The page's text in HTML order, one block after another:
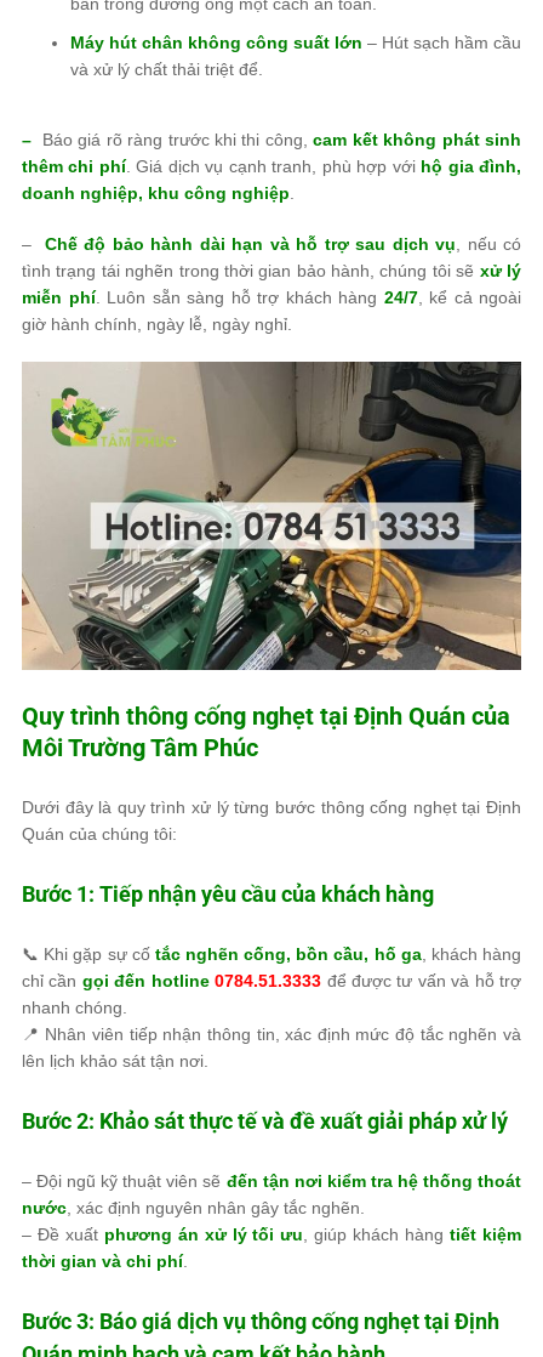
Máy hút chân không công suất lớn – Hút sạch hầm cầu
và xử lý chất thải triệt để.
– Báo giá rõ ràng trước khi thi công,cam kết không phát sinh
thêm chi phí. Giá dịch vụ cạnh tranh, phù hợp với hộ gia đình,
doanh nghiệp, khu công nghiệp
– Chế độ bảo hành dài hạn và hỗ trợ sau dịch vụ , nếu có
tình trạng tái nghẽn trong thời gian bảo hành, chúng tôi sẽ xử lý
miễn phí. Luôn sẵn sàng hỗ trợ khách hàng 24/7, kể cả ngoài
giờ hành chính, ngày lễ, ngày nghỉ.
Quy trình thông cống nghẹt tại Định Quán của
Môi Trường Tâm Phúc
Dưới đây là quy trình xử lý từng bước thông cống nghẹt tại Định
Quán của chúng tôi:
Bước 1: Tiếp nhận yêu cầu của khách hàng
📞 Khi gặp sự cố tắc nghẽn cống, bồn cầu, hố ga, khách hàng
chỉ cần gọi đến hotline0784.51.3333 để được tư vấn và hỗ trợ
nhanh chóng.
📍 Nhân viên tiếp nhận thông tin, xác định mức độ tắc nghẽn và
lên lịch khảo sát tận nơi.
Bước 2: Khảo sát thực tế và đề xuất giải pháp xử lý
– Đội ngũ kỹ thuật viên sẽ đến tận nơi kiểm tra hệ thống thoát
nước , xác định nguyên nhân gây tắc nghẽn.
– Đề xuất phương án xử lý tối ưu , giúp khách hàngtiết kiệm
thời gian và chi phí.
Bước 3: Báo giá dịch vụ thông cống nghẹt tại Định